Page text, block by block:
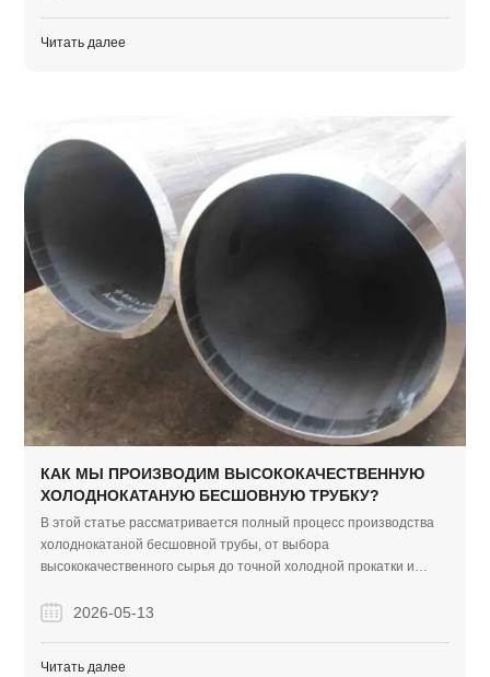
Читать далее
КАК МЫ ПРОИЗВОДИМ ВЫСОКОКАЧЕСТВЕННУЮ
ХОЛОДНОКАТАНУЮ БЕСШОВНУЮ ТРУБКУ?
В этой статье рассматривается полный процесс производства
холоднокатаной бесшовной трубы, от выбора
высококачественного сырья до точной холодной прокатки и
проверенный опыт Finego Steel в поставке надежных,
2026-05-13
Читать далее